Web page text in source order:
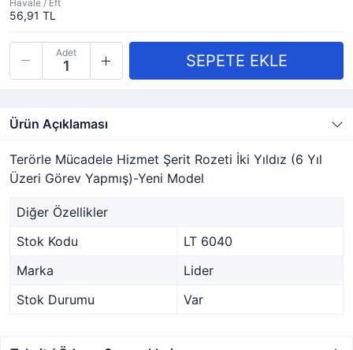
Havale / Eft
56,91 TL
Adet
Ürün Açıklaması
Terörle Mücadele Hizmet Şerit Rozeti İki Yıldız (6 Yıl
Üzeri Görev Yapmış)-Yeni Model
Diğer Özellikler
Stok Kodu
LT 6040
Marka
Lider
Stok Durumu
Var